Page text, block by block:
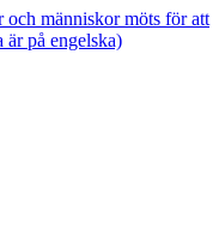
människor möts för att
på engelska)